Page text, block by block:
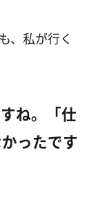
、私が行く
ね。「仕
ったです